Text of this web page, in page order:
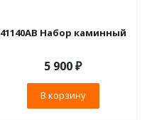
41140АВ Набор каминный
5 900₽
В корзину